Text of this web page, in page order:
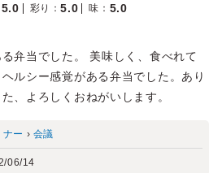
5.0 彩り ：5.0 味 ： 5.0
弁当でした。 美味しく、食べれて
ルシー感覚がある弁当でした。あり
、よろしくおねがいします。
ナー › 会議
06/14